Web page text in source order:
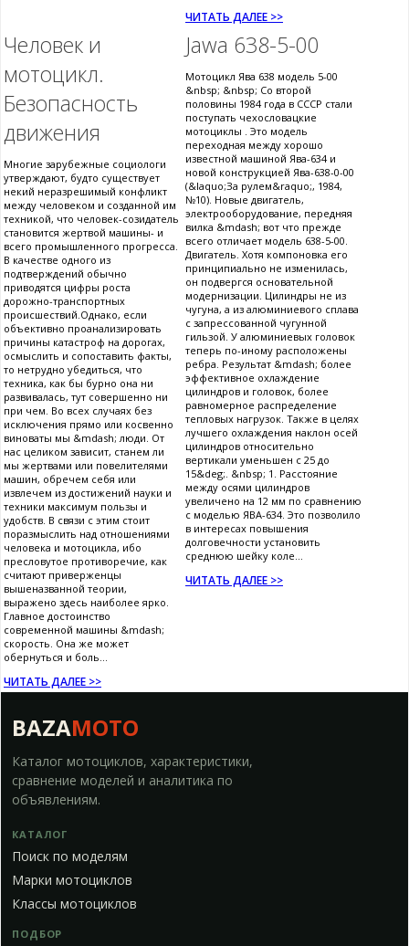
ЧИТАТЬ ДАЛЕЕ >>
Человек и
мотоцикл.
Безопасность
движения
Многие зарубежные социологи
утверждают, будто существует
некий неразрешимый конфликт
между человеком и созданной им
техникой, что человек-созидатель
становится жертвой машины- и
всего промышленного прогресса.
В качестве одного из
подтверждений обычно
приводятся цифры роста
дорожно-транспортных
происшествий.Однако, если
объективно проанализировать
причины катастроф на дорогах,
осмыслить и сопоставить факты,
то нетрудно убедиться, что
техника, как бы бурно она ни
развивалась, тут совершенно ни
при чем. Во всех случаях без
исключения прямо или косвенно
виноваты мы &mdash; люди. От
нас целиком зависит, станем ли
мы жертвами или повелителями
машин, обречем себя или
извлечем из достижений науки и
техники максимум пользы и
удобств. В связи с этим стоит
поразмыслить над отношениями
человека и мотоцикла, ибо
пресловутое противоречие, как
считают приверженцы
вышеназванной теории,
выражено здесь наиболее ярко.
Главное достоинство
современной машины &mdash;
скорость. Она же может
обернуться и боль...
ЧИТАТЬ ДАЛЕЕ >>
Jawa 638-5-00
Мотоцикл Ява 638 модель 5-00
&nbsp; &nbsp; Со второй
половины 1984 года в СССР стали
поступать чехословацкие
мотоциклы . Это модель
переходная между хорошо
известной машиной Ява-634 и
новой конструкцией Ява-638-0-00
(&laquo;За рулем&raquo;, 1984,
№10). Новые двигатель,
электрооборудование, передняя
вилка &mdash; вот что прежде
всего отличает модель 638-5-00.
Двигатель. Хотя компоновка его
принципиально не изменилась,
он подвергся основательной
модернизации. Цилиндры не из
чугуна, а из алюминиевого сплава
с запрессованной чугунной
гильзой. У алюминиевых головок
теперь по-иному расположены
ребра. Результат &mdash; более
эффективное охлаждение
цилиндров и головок, более
равномерное распределение
тепловых нагрузок. Также в целях
лучшего охлаждения наклон осей
цилиндров относительно
вертикали уменьшен с 25 до
15&deg;. &nbsp; 1. Расстояние
между осями цилиндров
увеличено на 12 мм по сравнению
с моделью ЯВА-634. Это позволило
в интересах повышения
долговечности установить
среднюю шейку коле...
ЧИТАТЬ ДАЛЕЕ >>
BAZAMOTO
Каталог мотоциклов, характеристики,
сравнение моделей и аналитика по
объявлениям.
КАТАЛОГ
Поиск по моделям
Марки мотоциклов
Классы мотоциклов
ПОДБОР